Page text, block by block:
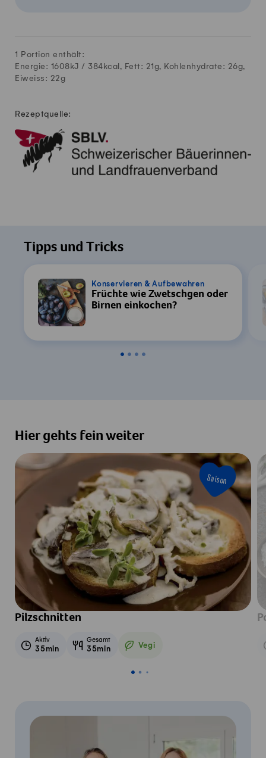
1 Portion enthält:
Energie: 1608kJ / 384kcal, Fett: 21g, Kohlenhydrate: 26g,
Eiweiss: 22g
Rezeptquelle:
Tipps und Tricks
Konservieren & Aufbewahren
Früchte wie Zwetschgen oder
Birnen einkochen?
Hier gehts fein weiter
Saison
Pilzschnitten
Aktiv
35min
Gesamt
35min Vegi
Vegetarisch